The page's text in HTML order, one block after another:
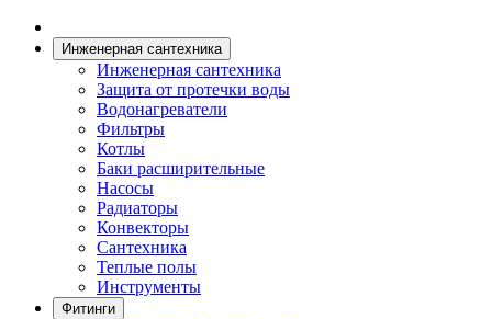
Инженерная сантехника
Инженерная сантехника
Защита от протечки воды
Водонагреватели
Фильтры
Котлы
Баки расширительные
Насосы
Радиаторы
Конвекторы
Сантехника
Теплые полы
Инструменты
Фитинги